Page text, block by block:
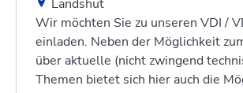
Landshut
Wir möchten Sie zu unseren VDI /
einladen. Neben der Möglichkeit
über aktuelle (nicht zwingend
Themen bietet sich hier auch die